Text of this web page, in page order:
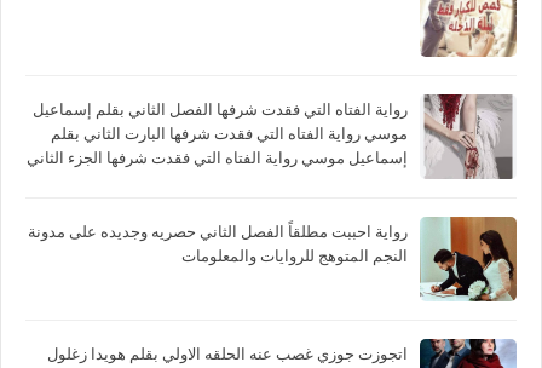
رواية الفتاه التي فقدت شرفها الفصل الثاني بقلم إسماعيل
موسي رواية الفتاه التي فقدت شرفها البارت الثاني بقلم
إسماعيل موسي رواية الفتاه التي فقدت شرفها الجزء الثاني
رواية احببت مطلقاً الفصل الثاني حصريه وجديده على مدونة
النجم المتوهج للروايات والمعلومات
اتجوزت جوزي غصب عنه الحلقه الاولي بقلم هويدا زغلول